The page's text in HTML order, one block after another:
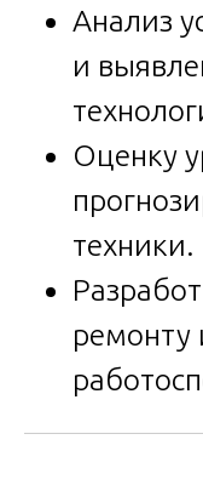
Анализ
и
Оценку
техники.
ремонту